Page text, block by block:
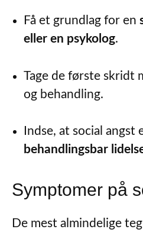
Få et grundlag for en
eller en psykolog.
Tage de første skridt
og behandling.
Indse, at social angst
behandlingsbar
Symptomer på
De mest almindelige